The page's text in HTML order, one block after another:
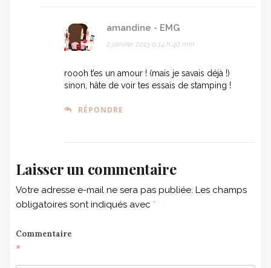
amandine - EMG
2 janvier 2013 à 14 h 40 min
roooh t’es un amour ! (mais je savais déjà !)
sinon, hâte de voir tes essais de stamping !
RÉPONDRE
Laisser un commentaire
Votre adresse e-mail ne sera pas publiée. Les champs
obligatoires sont indiqués avec *
Commentaire
*